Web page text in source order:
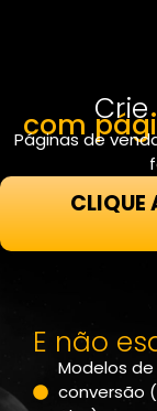
com
Páginas de
CLIQUE
E não
Modelos
conversão